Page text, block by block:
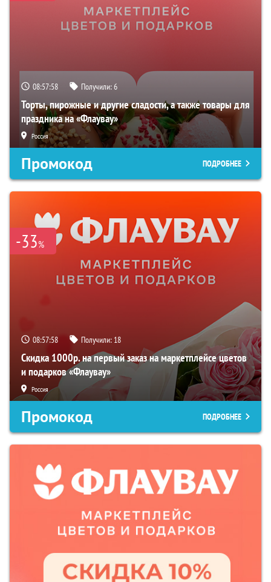
08:57:57 Получили:6
Торты, пирожные и другие сладости, а также товары для
праздника на «Флаувау»
Россия
Промокод ПОДРОБНЕЕ
-33%
08:57:57 Получили: 18
Скидка 1000р. на первый заказ на маркетплейсе цветов
и подарков «Флаувау»
Россия
Промокод ПОДРОБНЕЕ